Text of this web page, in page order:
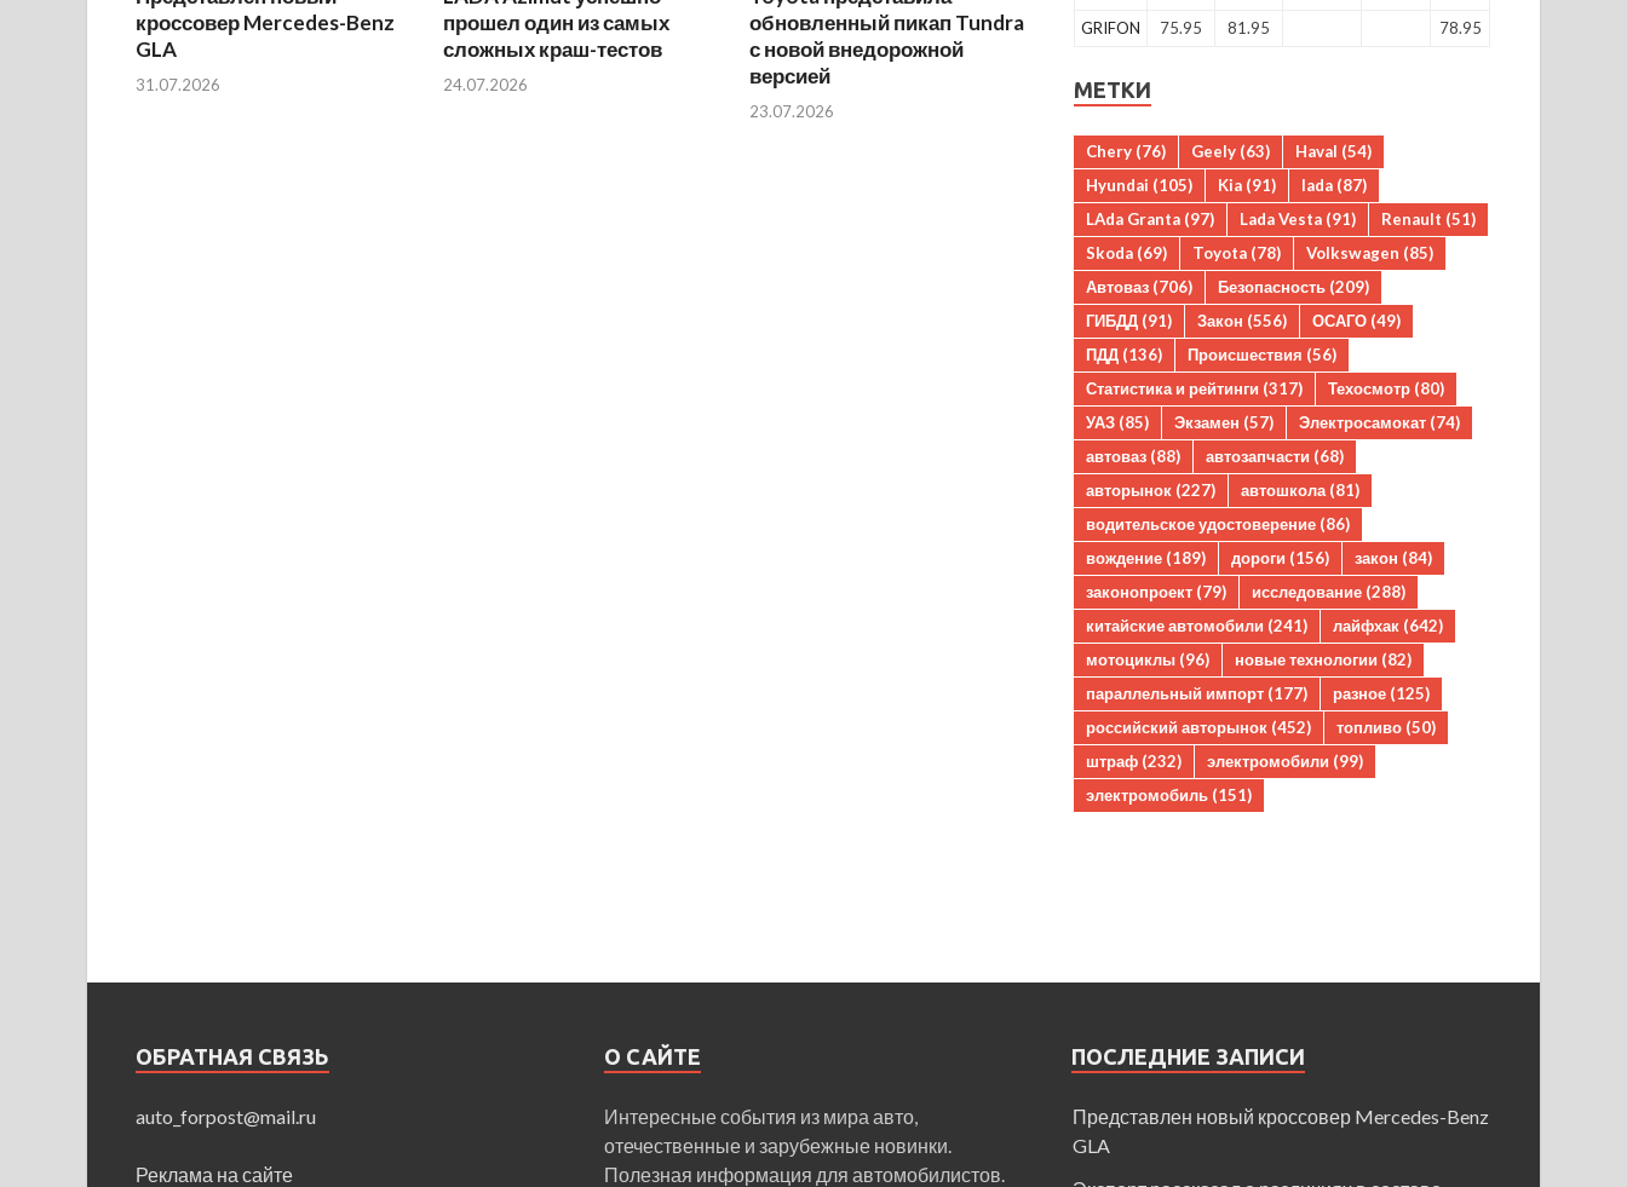
кроссовер Mercedes-Benz
GLA
31.07.2026
прошел один из самых
сложных краш-тестов
24.07.2026
обновленный пикап Tundra
с новой внедорожной
версией
23.07.2026
GRIFON
75.95 81.95 78.95
МЕТКИ
Chery (76) Geely (63) Haval (54)
Hyundai (105) Kia (91) lada (87)
LAda Granta (97) Lada Vesta (91) Renault (51)
Skoda (69) Toyota (78) Volkswagen (85)
Автоваз (706) Безопасность (209)
ГИБДД (91) Закон (556) ОСАГО (49)
ПДД (136) Происшествия (56)
Статистика и рейтинги (317) Техосмотр (80)
УАЗ (85) Экзамен (57) Электросамокат (74)
автоваз (88) автозапчасти (68)
авторынок (227) автошкола (81)
водительское удостоверение (86)
вождение (189) дороги (156) закон (84)
законопроект (79) исследование (288)
китайские автомобили (241) лайфхак (642)
мотоциклы (96) новые технологии (82)
параллельный импорт (177) разное (125)
российский авторынок (452) топливо (50)
штраф (232) электромобили (99)
электромобиль (151)
ОБРАТНАЯ СВЯЗЬ
auto_forpost@mail.ru
Реклама на сайте
О САЙТЕ
Интересные события из мира авто,
отечественные и зарубежные новинки.
Полезная информация для автомобилистов.
ПОСЛЕДНИЕ ЗАПИСИ
Представлен новый кроссовер Mercedes-Benz
GLA